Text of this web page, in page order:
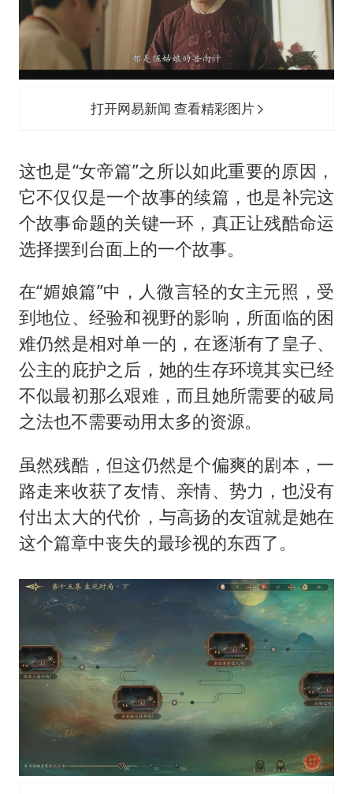
打开网易新闻 查看精彩图片
这也是“女帝篇”之所以如此重要的原因，
它不仅仅是一个故事的续篇，也是补完这
个故事命题的关键一环，真正让残酷命运
选择摆到台面上的一个故事。
在“媚娘篇”中，人微言轻的女主元照，受
到地位、经验和视野的影响，所面临的困
难仍然是相对单一的，在逐渐有了皇子、
公主的庇护之后，她的生存环境其实已经
不似最初那么艰难，而且她所需要的破局
之法也不需要动用太多的资源。
虽然残酷，但这仍然是个偏爽的剧本，一
路走来收获了友情、亲情、势力，也没有
付出太大的代价，与高扬的友谊就是她在
这个篇章中丧失的最珍视的东西了。